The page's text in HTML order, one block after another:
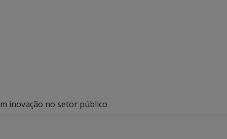
inovação no setor público